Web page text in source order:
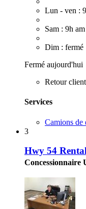
Lun - ven :
Sam : 9h
Dim : fermé
Fermé aujourd'hui
Retour
Services
Camions de
3
Hwy 54
Concessionnaire